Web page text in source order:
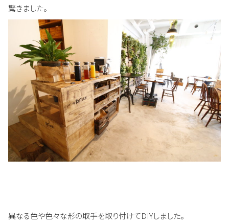
驚きました。
異なる色や色々な形の取手を取り付けてDIYしました。